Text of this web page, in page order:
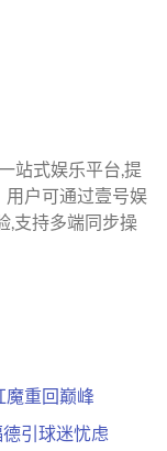
站式娱乐平台,提
用户可通过壹号娱
,支持多端同步操
魔重回巅峰
引球迷忧虑